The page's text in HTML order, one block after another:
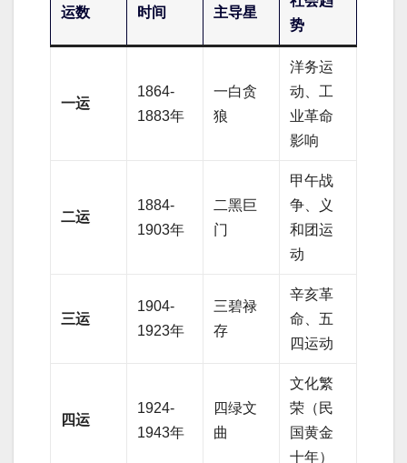
运数 时间 主导星
势
一运
1864-
1883年
一白贪
狼
洋务运
动、工
业革命
影响
二运
1884-
1903年
二黑巨
门
甲午战
争、义
和团运
动
三运
1904-
1923年
三碧禄
存
辛亥革
命、五
四运动
四运
1924-
1943年
四绿文
曲
文化繁
荣（民
国黄金
十年）